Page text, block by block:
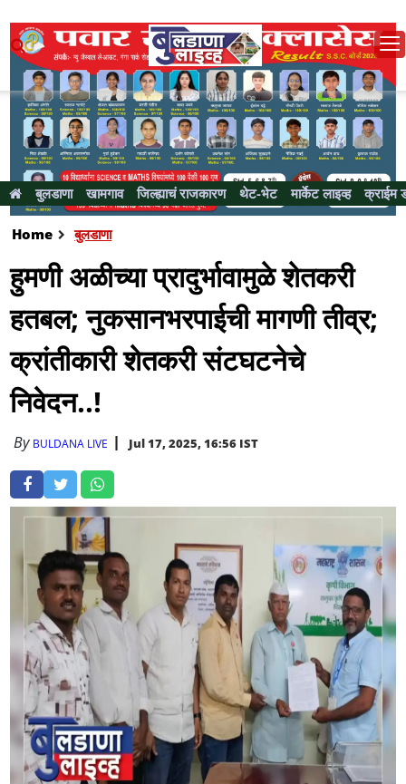
बुलडाणा खामगाव जिल्ह्याचं राजकारण थेट-भेट मार्केट लाइव्ह क्राईम
Home बुलडाणा
हुमणी अळीच्या प्रादुर्भावामुळे शेतकरी
हतबल; नुकसानभरपाईची मागणी तीव्र;
क्रांतीकारी शेतकरी संटघटनेचे
निवेदन..!
By BULDANA LIVE Jul 17, 2025, 16:56 IST